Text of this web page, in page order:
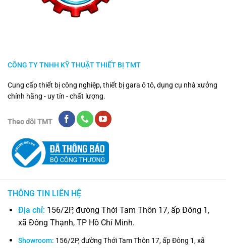
CÔNG TY TNHH KỸ THUẬT THIẾT BỊ TMT
Cung cấp thiết bị công nghiệp, thiết bị gara ô tô, dụng cụ nhà xưởng
chính hãng - uy tín - chất lượng.
Theo dõi TMT
THÔNG TIN LIÊN HỆ
Địa chỉ: 156/2P, đường Thới Tam Thôn 17, ấp Đông 1,
xã Đông Thạnh, TP Hồ Chí Minh.
Showroom: 156/2P, đường Thới Tam Thôn 17, ấp Đông 1, xã